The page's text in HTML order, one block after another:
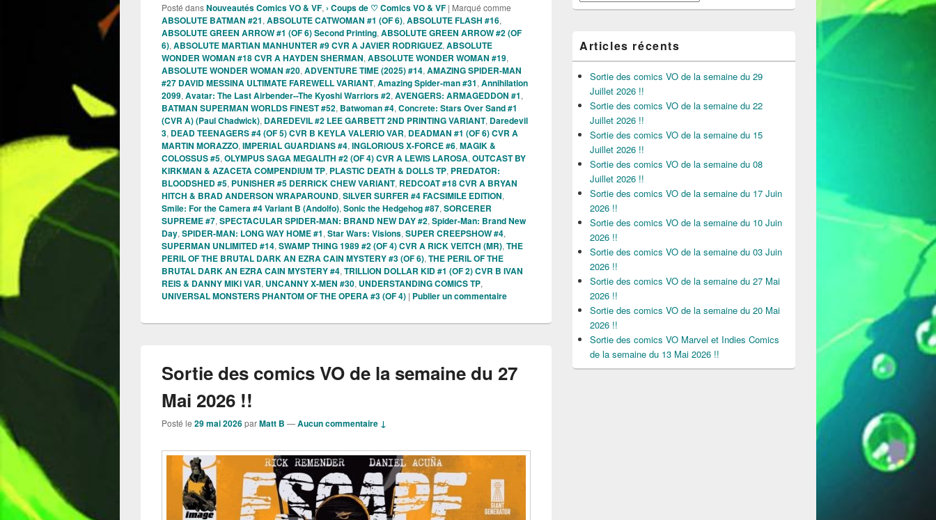
Posté dansNouveautés Comics VO & VF, › Coups de ♡ Comics VO & VF | Marqué comme
ABSOLUTE BATMAN #21, ABSOLUTE CATWOMAN #1 (OF 6), ABSOLUTE FLASH #16,
ABSOLUTE GREEN ARROW #1 (OF 6) Second Printing, ABSOLUTE GREEN ARROW #2 (OF
6), ABSOLUTE MARTIAN MANHUNTER #9 CVR A JAVIER RODRIGUEZ, ABSOLUTE
WONDER WOMAN #18 CVR A HAYDEN SHERMAN, ABSOLUTE WONDER WOMAN #19,
ABSOLUTE WONDER WOMAN #20, ADVENTURE TIME (2025) #14, AMAZING SPIDER-MAN
#27 DAVID MESSINA ULTIMATE FAREWELL VARIANT, Amazing Spider-man #31, Annihilation
2099, Avatar: The Last Airbender--The Kyoshi Warriors #2, AVENGERS: ARMAGEDDON #1,
BATMAN SUPERMAN WORLDS FINEST #52, Batwoman #4, Concrete: Stars Over Sand #1
(CVR A) (Paul Chadwick), DAREDEVIL #2 LEE GARBETT 2ND PRINTING VARIANT, Daredevil
3, DEAD TEENAGERS #4 (OF 5) CVR B KEYLA VALERIO VAR, DEADMAN #1 (OF 6) CVR A
MARTIN MORAZZO, IMPERIAL GUARDIANS #4, INGLORIOUS X-FORCE #6, MAGIK &
COLOSSUS #5, OLYMPUS SAGA MEGALITH #2 (OF 4) CVR A LEWIS LAROSA, OUTCAST BY
KIRKMAN & AZACETA COMPENDIUM TP, PLASTIC DEATH & DOLLS TP, PREDATOR:
BLOODSHED #5, PUNISHER #5 DERRICK CHEW VARIANT, REDCOAT #18 CVR A BRYAN
HITCH & BRAD ANDERSON WRAPAROUND, SILVER SURFER #4 FACSIMILE EDITION,
Smile: For the Camera #4 Variant B (Andolfo), Sonic the Hedgehog #87, SORCERER
SUPREME #7, SPECTACULAR SPIDER-MAN: BRAND NEW DAY #2, Spider-Man: Brand New
Day, SPIDER-MAN: LONG WAY HOME #1, Star Wars: Visions, SUPER CREEPSHOW #4,
SUPERMAN UNLIMITED #14, SWAMP THING 1989 #2 (OF 4) CVR A RICK VEITCH (MR), THE
PERIL OF THE BRUTAL DARK AN EZRA CAIN MYSTERY #3 (OF 6), THE PERIL OF THE
BRUTAL DARK AN EZRA CAIN MYSTERY #4, TRILLION DOLLAR KID #1 (OF 2) CVR B IVAN
REIS & DANNY MIKI VAR, UNCANNY X-MEN #30, UNDERSTANDING COMICS TP,
UNIVERSAL MONSTERS PHANTOM OF THE OPERA #3 (OF 4) | Publier un commentaire
Sortie des comics VO de la semaine du 27
Mai 2026 !!
Posté le 29 mai 2026parMatt B —Aucun commentaire ↓
Articles récents
Sortie des comics VO de la semaine du 29
Juillet 2026 !!
Sortie des comics VO de la semaine du 22
Juillet 2026 !!
Sortie des comics VO de la semaine du 15
Juillet 2026 !!
Sortie des comics VO de la semaine du 08
Juillet 2026 !!
Sortie des comics VO de la semaine du 17 Juin
2026 !!
Sortie des comics VO de la semaine du 10 Juin
2026 !!
Sortie des comics VO de la semaine du 03 Juin
2026 !!
Sortie des comics VO de la semaine du 27 Mai
2026 !!
Sortie des comics VO de la semaine du 20 Mai
2026 !!
Sortie des comics VO Marvel et Indies Comics
de la semaine du 13 Mai 2026 !!